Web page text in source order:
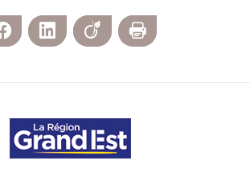
Facebook LinkedIn Viadeo